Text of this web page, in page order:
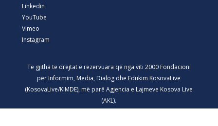
Linkedin
YouTube
Vimeo
Instagram
Të gjitha të drejtat e rezervuara që nga viti 2000 Fondacioni
për Informim, Media, Dialog dhe Edukim KosovaLive
(KosovaLive/KIMDE), më parë Agjencia e Lajmeve Kosova Live
(AKL).